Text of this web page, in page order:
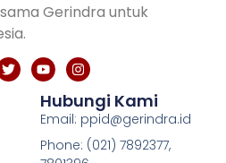
Gerindra untuk
Hubungi Kami
Email: ppid@gerindra.id
Phone: (021) 7892377,